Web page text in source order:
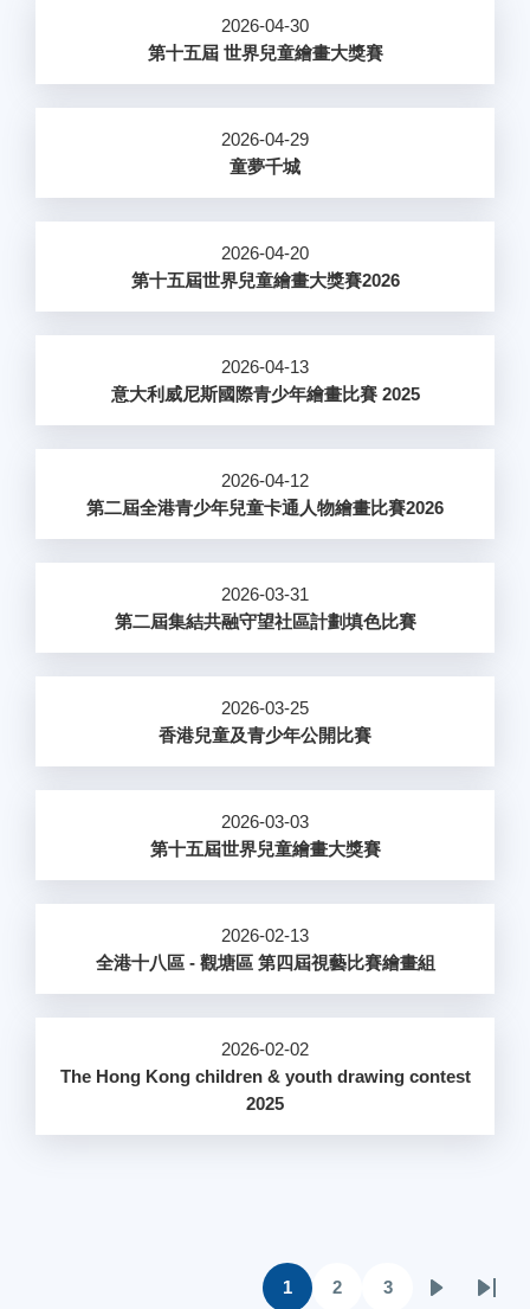
2026-04-30
第十五屆 世界兒童繪畫大獎賽
2026-04-29
童夢千城
2026-04-20
第十五屆世界兒童繪畫大獎賽2026
2026-04-13
意大利威尼斯國際青少年繪畫比賽 2025
2026-04-12
第二屆全港青少年兒童卡通人物繪畫比賽2026
2026-03-31
第二屆集結共融守望社區計劃填色比賽
2026-03-25
香港兒童及青少年公開比賽
2026-03-03
第十五屆世界兒童繪畫大獎賽
2026-02-13
全港十八區 - 觀塘區 第四屆視藝比賽繪畫組
2026-02-02
The Hong Kong children & youth drawing contest
2025
目
1
頁
2
頁
3
Last